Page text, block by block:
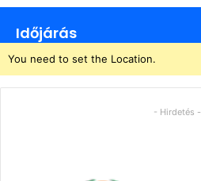
Időjárás
You need to set the Location.
- Hirdetés -